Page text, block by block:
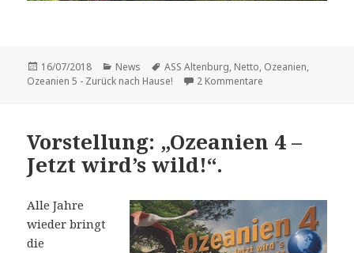
Veröffentlicht
am
16/07/2018 Kategorien
News Schlagwörter
ASS Altenburg, Netto, Ozeanien,
Ozeanien 5 - Zurück nach Hause!
2 Kommentare
Vorstellung: „Ozeanien 4 –
Jetzt wird’s wild!“.
Alle Jahre
wieder bringt
die